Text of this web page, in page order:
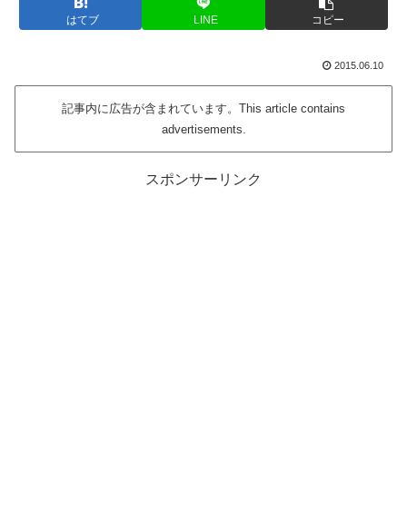
はてブ LINE コピー
2015.06.10
記事内に広告が含まれています。This article contains
advertisements.
スポンサーリンク